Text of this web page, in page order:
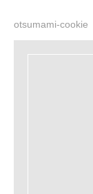
otsumami-cookie